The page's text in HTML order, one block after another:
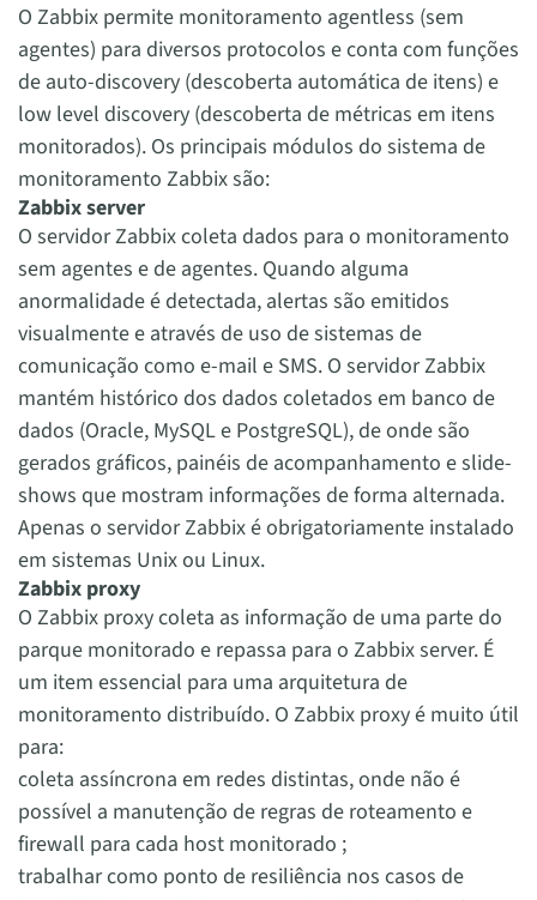
O Zabbix permite monitoramento agentless (sem
agentes) para diversos protocolos e conta com funções
de auto-discovery (descoberta automática de itens) e
low level discovery (descoberta de métricas em itens
monitorados). Os principais módulos do sistema de
monitoramento Zabbix são:
Zabbix server
O servidor Zabbix coleta dados para o monitoramento
sem agentes e de agentes. Quando alguma
anormalidade é detectada, alertas são emitidos
visualmente e através de uso de sistemas de
comunicação como e-mail e SMS. O servidor Zabbix
mantém histórico dos dados coletados em banco de
dados (Oracle, MySQL e PostgreSQL), de onde são
gerados gráficos, painéis de acompanhamento e slide-
shows que mostram informações de forma alternada.
Apenas o servidor Zabbix é obrigatoriamente instalado
em sistemas Unix ou Linux.
Zabbix proxy
O Zabbix proxy coleta as informação de uma parte do
parque monitorado e repassa para o Zabbix server. É
um item essencial para uma arquitetura de
monitoramento distribuído. O Zabbix proxy é muito útil
para:
coleta assíncrona em redes distintas, onde não é
possível a manutenção de regras de roteamento e
firewall para cada host monitorado ;
trabalhar como ponto de resiliência nos casos de